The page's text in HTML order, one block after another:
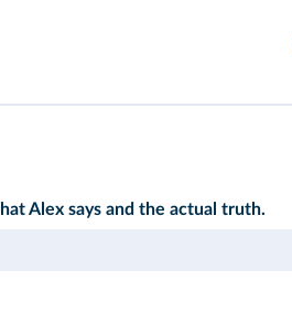
Alex says and the actual truth.